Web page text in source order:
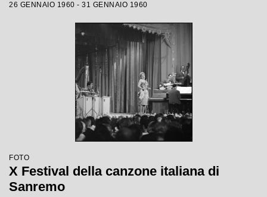
26 GENNAIO 1960 - 31 GENNAIO 1960
FOTO
X Festival della canzone italiana di
Sanremo